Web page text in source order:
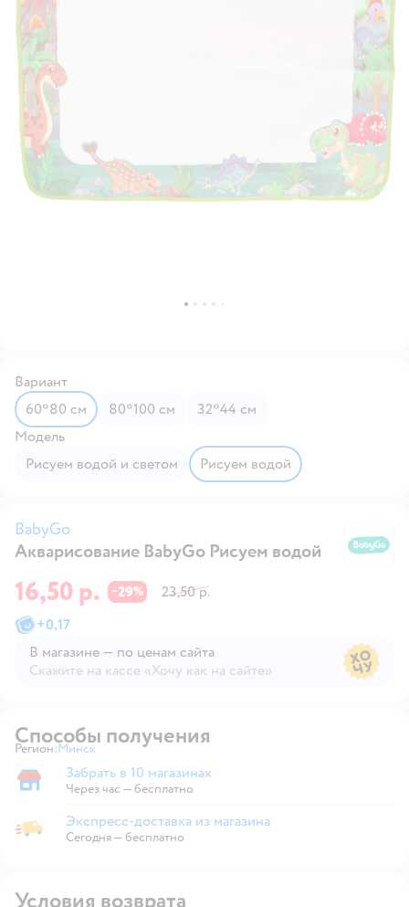
Вариант
60*80 см
80*100 см
32*44 см
Модель
Рисуем водой и светом
Рисуем водой
BabyGo
Акварисование BabyGo Рисуем водой
16,50 р. −29%
23,50 р.
+0,17
В магазине — по ценам сайта
Скажите на кассе «Хочу как на сайте»
Способы получения
Регион: Выбор адреса доставки.
Минск
Забрать в магазине
Забрать в 10 магазинах
Через час — бесплатно
Экспресс-доставка из магазина
Экспресс-доставка из магазина
Сегодня—бесплатно
Условия возврата